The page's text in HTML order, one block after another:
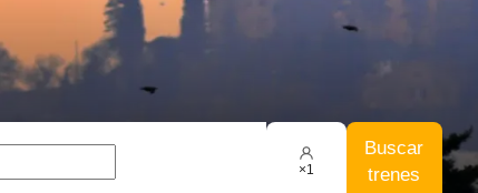
×1
Buscar
trenes